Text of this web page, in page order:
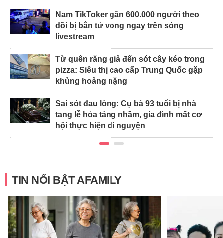
Nam TikToker gần 600.000 người theo
dõi bị bắn tử vong ngay trên sóng
livestream
Từ quên răng giả đến sót cây kéo trong
pizza: Siêu thị cao cấp Trung Quốc gặp
khủng hoảng nặng
Sai sót đau lòng: Cụ bà 93 tuổi bị nhà
tang lễ hỏa táng nhầm, gia đình mất cơ
hội thực hiện di nguyện
TIN NỔI BẬT AFAMILY